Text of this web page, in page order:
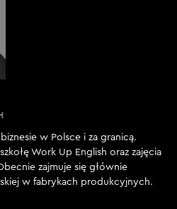
w Polsce i za granicą.
Work Up English oraz zajęcia
zajmuje się głównie
w fabrykach produkcyjnych.